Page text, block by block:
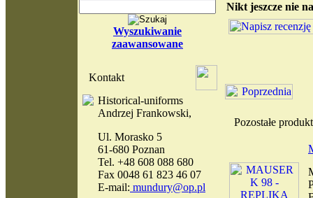
Wyszukiwanie
zaawansowane
Kontakt
Historical-uniforms
Andrzej Frankowski,
Ul. Morasko 5
61-680 Poznan
Tel. +48 608 088 680
Fax 0048 61 823 46 07
E-mail: mundury@op.pl
Nikt jeszcze nie
Pozostałe